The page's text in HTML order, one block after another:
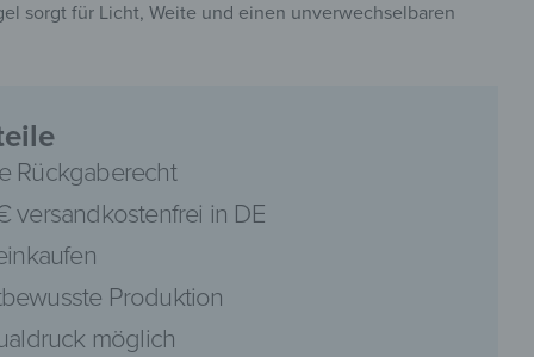
sorgt für Licht, Weite und einen unverwechselbaren
Rückgaberecht
versandkostenfrei in DE
Produktion
möglich